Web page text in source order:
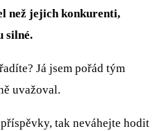
než jejich konkurenti,
silné.
Já jsem pořád tým
uvažoval.
tak neváhejte hodit